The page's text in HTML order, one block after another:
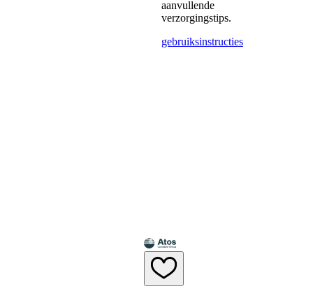
aanvullende
verzorgingstips.
gebruiksinstructies